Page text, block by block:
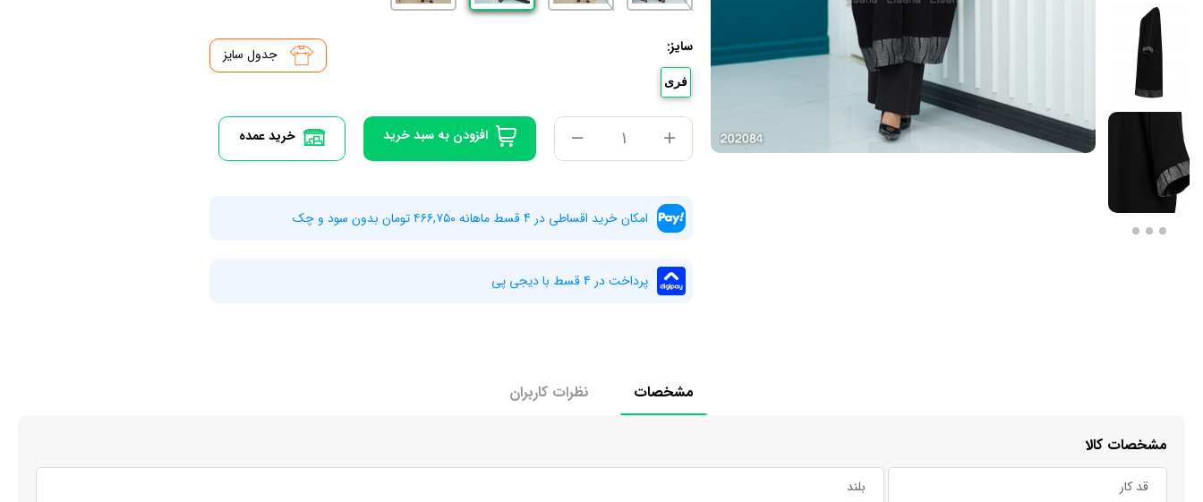
سایز: جدول سایز
فری‌
افزودن به سبد خرید خرید عمده
امکان خرید اقساطی در 4 قسط ماهانه ۴۶۶,۷۵۰ تومان بدون سود و چک
پرداخت در 4 قسط با دیجی پی
مشخصات نظرات کاربران
مشخصات کالا
قد کار بلند